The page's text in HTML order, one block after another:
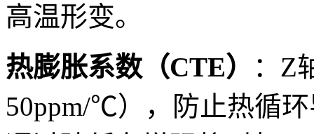
高温形变。
热膨胀系数（CTE）
：Z
50ppm/℃），防止热循